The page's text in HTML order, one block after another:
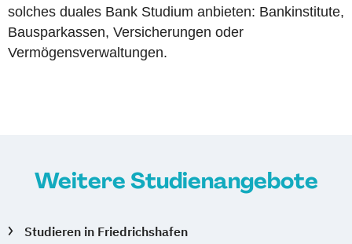
solches duales Bank Studium anbieten: Bankinstitute,
Bausparkassen, Versicherungen oder
Vermögensverwaltungen.
Weitere Studienangebote
Studieren in Friedrichshafen